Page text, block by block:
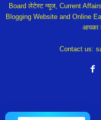
Board लेटेस्ट न्यूज, Current Affairs,
Blogging Website and Online
आपका
Contact us: